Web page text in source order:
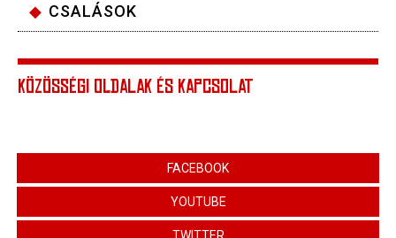
CSALÁSOK
KÖZÖSSÉGI OLDALAK ÉS KAPCSOLAT
FACEBOOK
YOUTUBE
TWITTER